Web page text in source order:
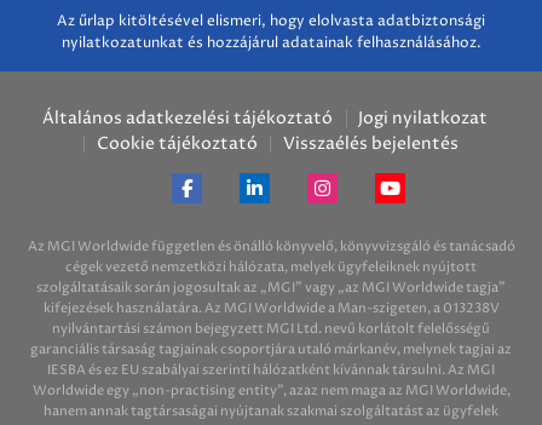
Az űrlap kitöltésével elismeri, hogy elolvasta adatbiztonsági
nyilatkozatunkat és hozzájárul adatainak felhasználásához.
Általános adatkezelési tájékoztató
Jogi nyilatkozat
Cookie tájékoztató
Visszaélés bejelentés
Az MGI Worldwide független és önálló könyvelő, könyvvizsgáló és tanácsadó
cégek vezető nemzetközi hálózata, melyek ügyfeleiknek nyújtott
szolgáltatásaik során jogosultak az „MGI” vagy „az MGI Worldwide tagja”
kifejezések használatára. Az MGI Worldwide a Man-szigeten, a 013238V
nyilvántartási számon bejegyzett MGI Ltd. nevű korlátolt felelősségű
garanciális társaság tagjainak csoportjára utaló márkanév, melynek tagjai az
IESBA és ez EU szabályai szerinti hálózatként kívánnak társulni. Az MGI
Worldwide egy „non-practising entity”, azaz nem maga az MGI Worldwide,
hanem annak tagtársaságai nyújtanak szakmai szolgáltatást az ügyfelek